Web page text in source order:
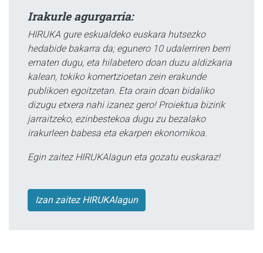
Irakurle agurgarria:
HIRUKA gure eskualdeko euskara hutsezko
hedabide bakarra da; egunero 10 udalerriren berri
ematen dugu, eta hilabetero doan duzu aldizkaria
kalean, tokiko komertzioetan zein erakunde
publikoen egoitzetan. Eta orain doan bidaliko
dizugu etxera nahi izanez gero! Proiektua bizirik
jarraitzeko, ezinbestekoa dugu zu bezalako
irakurleen babesa eta ekarpen ekonomikoa.
Egin zaitez HIRUKAlagun eta gozatu euskaraz!
Izan zaitez HIRUKAlagun